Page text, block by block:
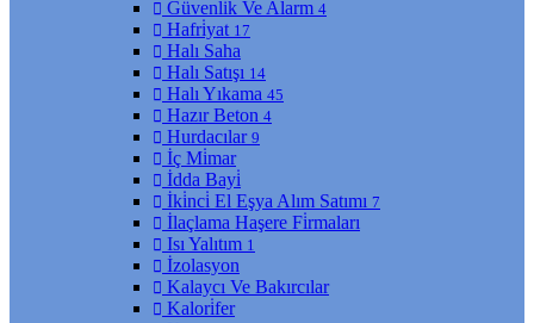
Güvenli̇k Ve Alarm 4
Hafri̇yat 17
Halı Saha
Halı Satışı 14
Halı Yıkama 45
Hazır Beton 4
Hurdacılar 9
İç Mi̇mar
İdda Bayi̇
İki̇nci̇ El Eşya Alım Satımı 7
İlaçlama Haşere Fi̇rmaları
Isı Yalıtım 1
İzolasyon
Kalaycı Ve Bakırcılar
Kalori̇fer